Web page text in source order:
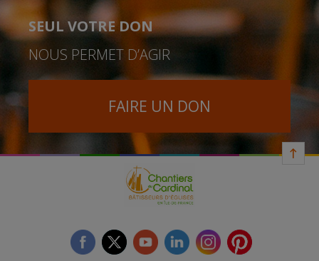
SEUL VOTRE DON
NOUS PERMET D’AGIR
FAIRE UN DON